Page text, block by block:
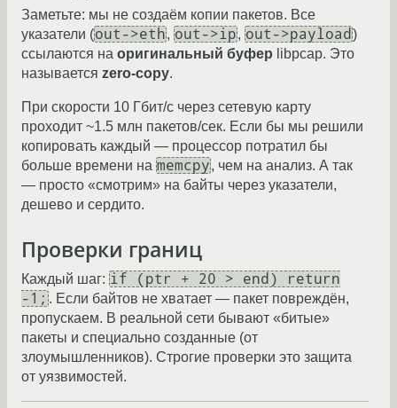
Заметьте: мы не создаём копии пакетов. Все
указатели (out->eth, out->ip, out->payload )
ссылаются на оригинальный буфер libpcap. Это
называется zero-copy.
При скорости 10 Гбит/с через сетевую карту
проходит ~1.5 млн пакетов/сек. Если бы мы решили
копировать каждый — процессор потратил бы
больше времени на memcpy, чем на анализ. А так
— просто «смотрим» на байты через указатели,
дешево и сердито.
Проверки границ
Каждый шаг: if (ptr + 20 > end) return
-1; . Если байтов не хватает — пакет повреждён,
пропускаем. В реальной сети бывают «битые»
пакеты и специально созданные (от
злоумышленников). Строгие проверки это защита
от уязвимостей.